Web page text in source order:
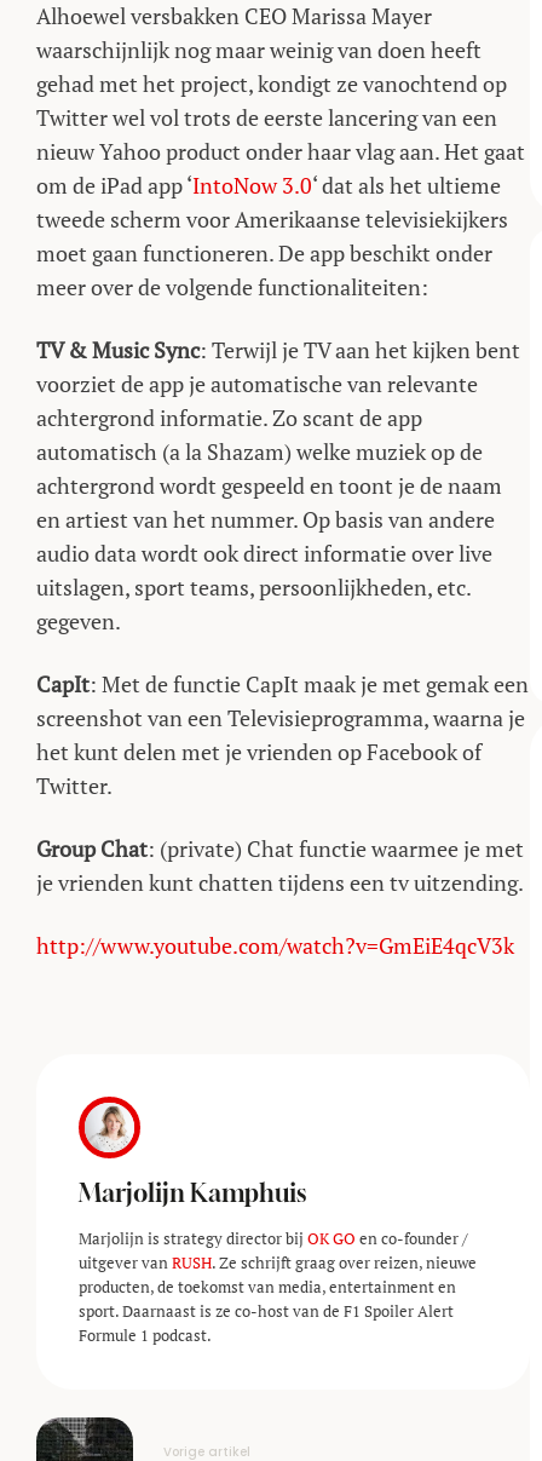
Alhoewel versbakken CEO Marissa Mayer
waarschijnlijk nog maar weinig van doen heeft
gehad met het project, kondigt ze vanochtend op
Twitter wel vol trots de eerste lancering van een
nieuw Yahoo product onder haar vlag aan. Het gaat
om de iPad app ‘IntoNow 3.0‘ dat als het ultieme
tweede scherm voor Amerikaanse televisiekijkers
moet gaan functioneren. De app beschikt onder
meer over de volgende functionaliteiten:
TV & Music Sync: Terwijl je TV aan het kijken bent
voorziet de app je automatische van relevante
achtergrond informatie. Zo scant de app
automatisch (a la Shazam) welke muziek op de
achtergrond wordt gespeeld en toont je de naam
en artiest van het nummer. Op basis van andere
audio data wordt ook direct informatie over live
uitslagen, sport teams, persoonlijkheden, etc.
gegeven.
CapIt: Met de functie CapIt maak je met gemak een
screenshot van een Televisieprogramma, waarna je
het kunt delen met je vrienden op Facebook of
Twitter.
Group Chat: (private) Chat functie waarmee je met
je vrienden kunt chatten tijdens een tv uitzending.
http://www.youtube.com/watch?v=GmEiE4qcV3k
Marjolijn Kamphuis
Marjolijn is strategy director bij OK GO en co-founder /
uitgever vanRUSH. Ze schrijft graag over reizen, nieuwe
producten, de toekomst van media, entertainment en
sport. Daarnaast is ze co-host van de F1 Spoiler Alert
Formule 1 podcast.
Vorige artikel